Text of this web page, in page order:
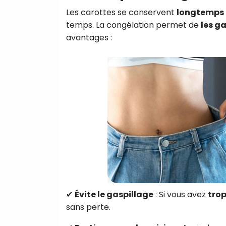
Les carottes se conservent
temps. La congélation permet de les
avantages :
✔ Évite le gaspillage: Si vous avez
sans perte.